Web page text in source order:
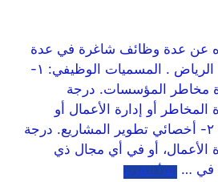
عن عدة وظائف شاغرة في عدة
مجالات للعمل بمدينة الرياض . المسميات الوظيفي: ١-
مخاطر المؤسسات. درجة
المخاطر أو إدارة الأعمال أو
المجالات ذات الصلة. ٢- أخصائي تطوير المشاريع. درجة
الأعمال، أو في أي مجال ذي
اقرأ المزيد